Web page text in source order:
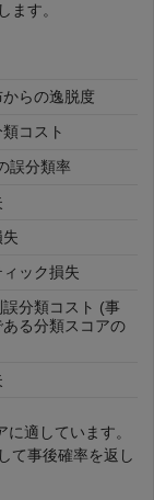
ます。
らの逸脱度
コスト
誤分類率
失
ィック損失
分類コスト (事
る分類スコアの
適しています。
て事後確率を返し